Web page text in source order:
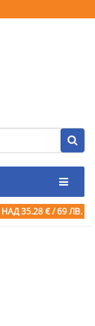
НАД 35.28 € / 69 ЛВ.